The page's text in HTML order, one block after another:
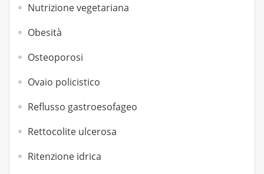
Nutrizione vegetariana
Obesità
Osteoporosi
Ovaio policistico
Reflusso gastroesofageo
Rettocolite ulcerosa
Ritenzione idrica